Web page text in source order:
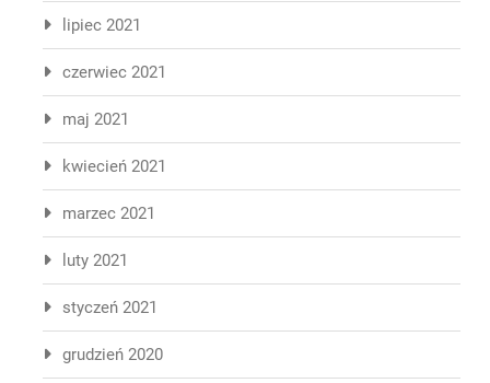
lipiec 2021
czerwiec 2021
maj 2021
kwiecień 2021
marzec 2021
luty 2021
styczeń 2021
grudzień 2020